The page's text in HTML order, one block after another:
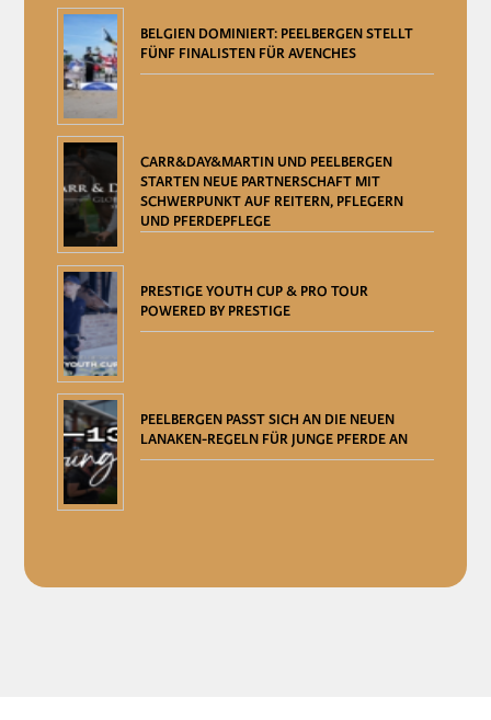
BELGIEN DOMINIERT: PEELBERGEN STELLT
FÜNF FINALISTEN FÜR AVENCHES
CARR&DAY&MARTIN UND PEELBERGEN
STARTEN NEUE PARTNERSCHAFT MIT
SCHWERPUNKT AUF REITERN, PFLEGERN
UND PFERDEPFLEGE
PRESTIGE YOUTH CUP & PRO TOUR
POWERED BY PRESTIGE
PEELBERGEN PASST SICH AN DIE NEUEN
LANAKEN-REGELN FÜR JUNGE PFERDE AN